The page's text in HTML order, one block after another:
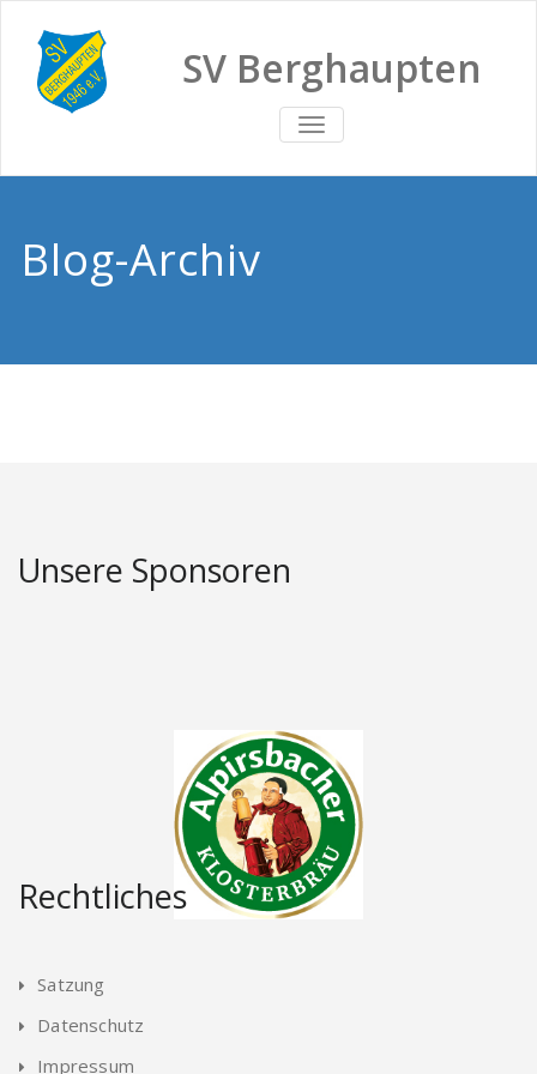
SV Berghaupten
TOGGLE
NAVIGATION
Blog-Archiv
Unsere Sponsoren
Rechtliches
Satzung
Datenschutz
Impressum